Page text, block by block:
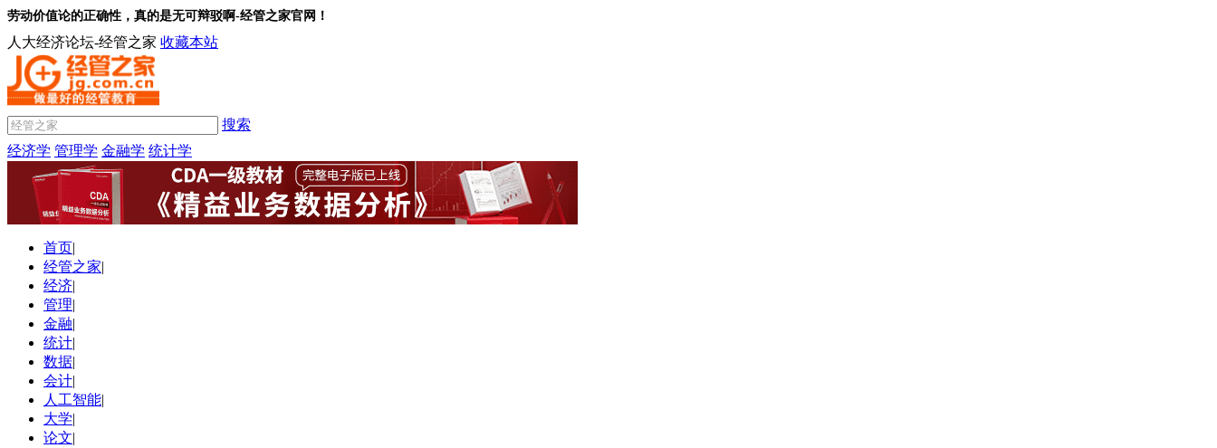
劳动价值论的正确性，真的是无可辩驳啊-经管之家官网！
人大经济论坛-经管之家 收藏本站
搜索
经济学 管理学 金融学 统计学
首页|
经管之家|
经济|
管理|
金融|
统计|
数据|
会计|
人工智能|
大学|
论文|